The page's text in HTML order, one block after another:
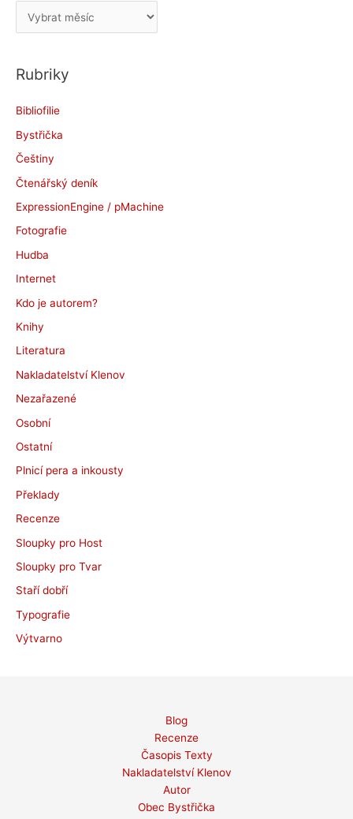
r
h
v
y
Rubriky
Bibliofilie
Bystřička
Češtiny
Čtenářský deník
ExpressionEngine / pMachine
Fotografie
Hudba
Internet
Kdo je autorem?
Knihy
Literatura
Nakladatelství Klenov
Nezařazené
Osobní
Ostatní
Plnicí pera a inkousty
Překlady
Recenze
Sloupky pro Host
Sloupky pro Tvar
Staří dobří
Typografie
Výtvarno
Blog
Recenze
Časopis Texty
Nakladatelství Klenov
Autor
Obec Bystřička